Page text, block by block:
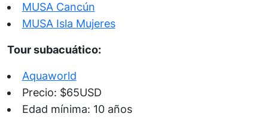
MUSA Cancún
MUSA Isla Mujeres
Tour subacuático:
Aquaworld
Precio: $65USD
Edad mínima: 10 años